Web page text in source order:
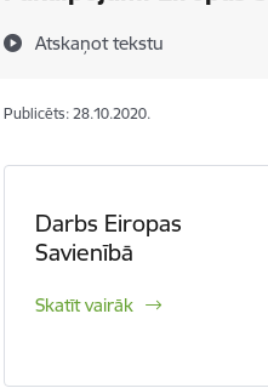
Atskaņot tekstu
Publicēts: 28.10.2020.
Darbs Eiropas
Savienībā
Skatīt vairāk